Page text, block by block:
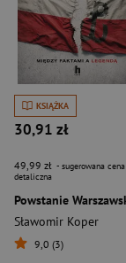
KSIĄŻKA
30,91 zł
49,99 zł - sugerowana cena
detaliczna
Sławomir Koper
9,0 (3)